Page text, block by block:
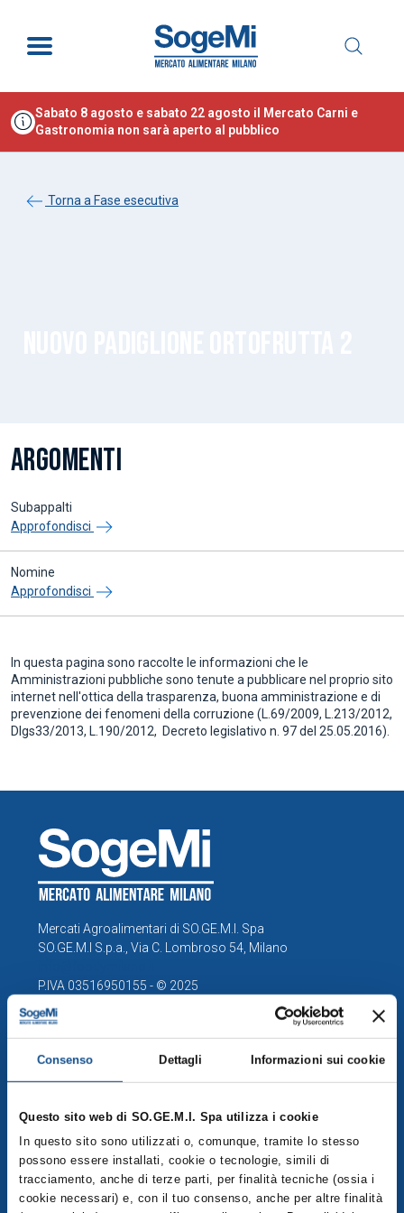
Consenso Dettagli Informazioni sui cookie
Questo sito web di SO.GE.M.I. Spa utilizza i cookie
In questo sito sono utilizzati o, comunque, tramite lo stesso
possono essere installati, cookie o tecnologie, simili di
tracciamento, anche di terze parti, per finalità tecniche (ossia i
cookie necessari) e, con il tuo consenso, anche per altre finalità
Sabato 8 agosto e sabato 22 agosto il Mercato Carni e
Gastronomia non sarà aperto al pubblico
Torna a Fase esecutiva
ARGOMENTI
Subappalti
Approfondisci
Nomine
Approfondisci
In questa pagina sono raccolte le informazioni che le
Amministrazioni pubbliche sono tenute a pubblicare nel proprio sito
internet nell'ottica della trasparenza, buona amministrazione e di
prevenzione dei fenomeni della corruzione (L.69/2009, L.213/2012,
Dlgs33/2013, L.190/2012, Decreto legislativo n. 97 del 25.05.2016).
Mercati Agroalimentari di SO.GE.M.I. Spa
SO.GE.M.I S.p.a., Via C. Lombroso 54, Milano
P.IVA 03516950155 - © 2025
Esplora la mappa del Comprensorio
Operatori
Servizi